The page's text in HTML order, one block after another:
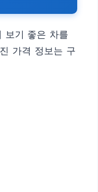
보기 좋은 차를
가격 정보는 구